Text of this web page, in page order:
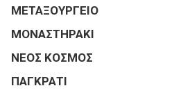
ΜΕΤΑΞΟΥΡΓΕΙΟ
ΜΟΝΑΣΤΗΡΑΚΙ
ΝΕΟΣ ΚΟΣΜΟΣ
ΠΑΓΚΡΑΤΙ